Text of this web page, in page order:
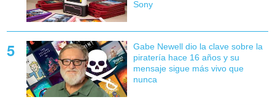
Sony
Gabe Newell dio la clave sobre la
piratería hace 16 años y su
mensaje sigue más vivo que
nunca